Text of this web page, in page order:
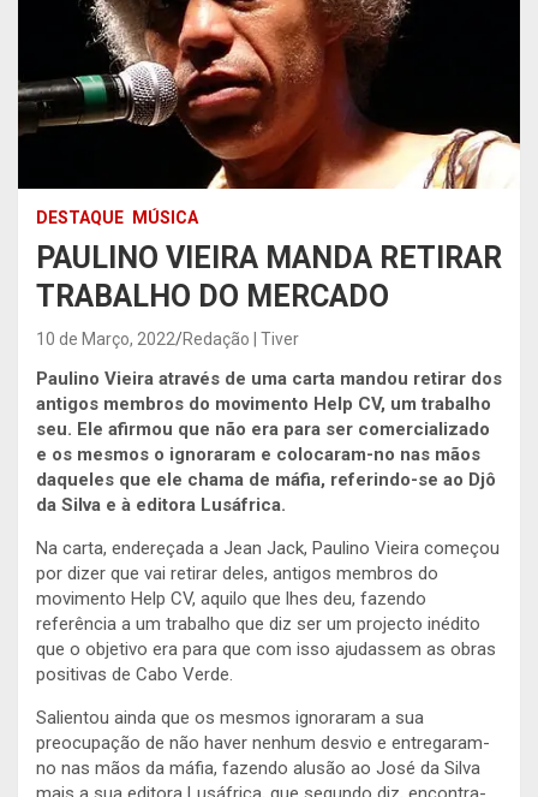
DESTAQUE MÚSICA
PAULINO VIEIRA MANDA RETIRAR
TRABALHO DO MERCADO
10 de Março, 2022 Redação | Tiver
Paulino Vieira através de uma carta mandou retirar dos
antigos membros do movimento Help CV, um trabalho
seu. Ele afirmou que não era para ser comercializado
e os mesmos o ignoraram e colocaram-no nas mãos
daqueles que ele chama de máfia, referindo-se ao Djô
da Silva e à editora Lusáfrica.
Na carta, endereçada a Jean Jack, Paulino Vieira começou
por dizer que vai retirar deles, antigos membros do
movimento Help CV, aquilo que lhes deu, fazendo
referência a um trabalho que diz ser um projecto inédito
que o objetivo era para que com isso ajudassem as obras
positivas de Cabo Verde.
Salientou ainda que os mesmos ignoraram a sua
preocupação de não haver nenhum desvio e entregaram-
no nas mãos da máfia, fazendo alusão ao José da Silva